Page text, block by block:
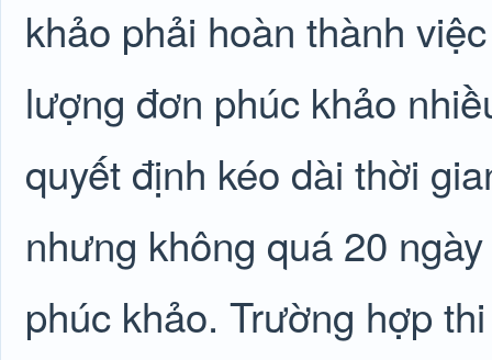
khảo phải hoàn thành
lượng đơn phúc khảo
quyết định kéo dài thời
nhưng không quá 20
phúc khảo. Trường hợp